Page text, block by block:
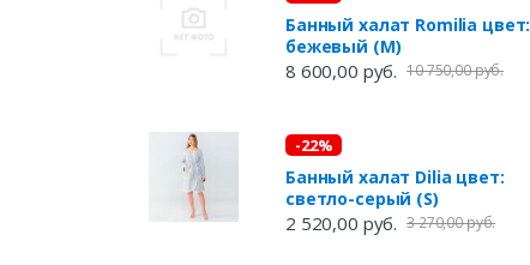
Банный халат Romilia цвет:
бежевый (M)
8 600,00 руб. 10 750,00 руб.
-22%
Банный халат Dilia цвет:
светло-серый (S)
2 520,00 руб. 3 270,00 руб.